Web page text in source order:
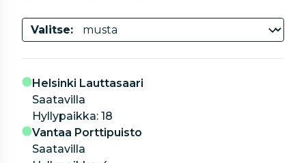
Valitse:
Helsinki Lauttasaari
Saatavilla
hyllypaikka: 18
Vantaa Porttipuisto
Saatavilla